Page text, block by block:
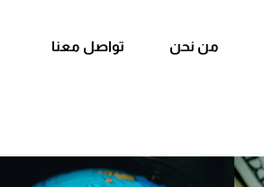
من نحن تواصل معنا